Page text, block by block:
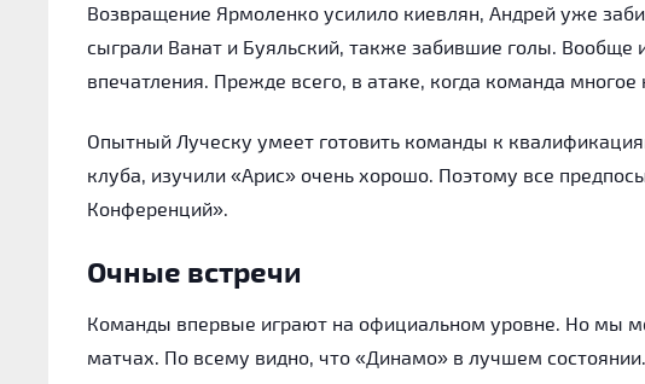
Возвращение Ярмоленко усилило киевлян, Андрей уже
сыграли Ванат и Буяльский, также забившие голы. Вообще
впечатления. Прежде всего, в атаке, когда команда
Опытный Луческу умеет готовить команды к
клуба, изучили «Арис» очень хорошо. Поэтому все
Конференций».
Очные встречи
Команды впервые играют на официальном уровне. Но мы
матчах. По всему видно, что «Динамо» в лучшем состоянии.